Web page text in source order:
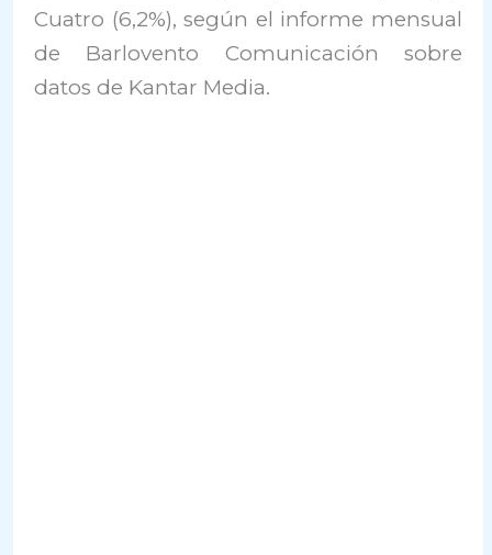
Cuatro (6,2%), según el informe mensual
de Barlovento Comunicación sobre
datos de Kantar Media.